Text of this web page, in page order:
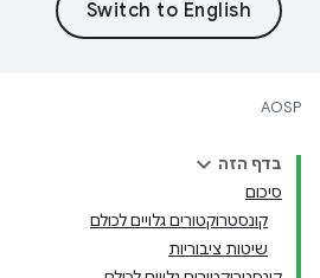
AOSP
בדף הזה
סיכום
קונסטרוקטורים גלויים לכולם
שיטות ציבוריות